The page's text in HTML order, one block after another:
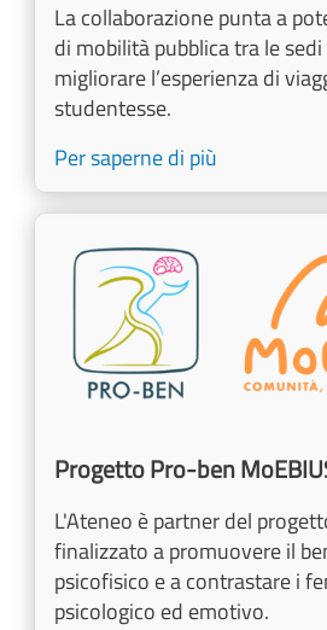
La collaborazione punta a
di mobilità pubblica tra le sedi
migliorare l’esperienza di
studentesse.
Per saperne di più
Image
Progetto Pro-ben
L'Ateneo è partner del
finalizzato a promuovere il
psicofisico e a contrastare i
psicologico ed emotivo.